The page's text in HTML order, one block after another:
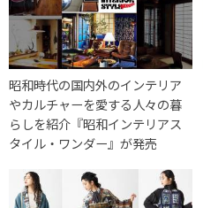
昭和時代の国内外のインテリア
やカルチャーを愛する人々の暮
らしを紹介『昭和インテリアス
タイル・ワンダー』が発売